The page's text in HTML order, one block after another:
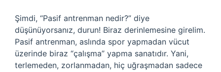
Şimdi, “Pasif antrenman nedir?” diye
düşünüyorsanız, durun! Biraz derinlemesine girelim.
Pasif antrenman, aslında spor yapmadan vücut
üzerinde biraz “çalışma” yapma sanatıdır. Yani,
terlemeden, zorlanmadan, hiç uğraşmadan sadece